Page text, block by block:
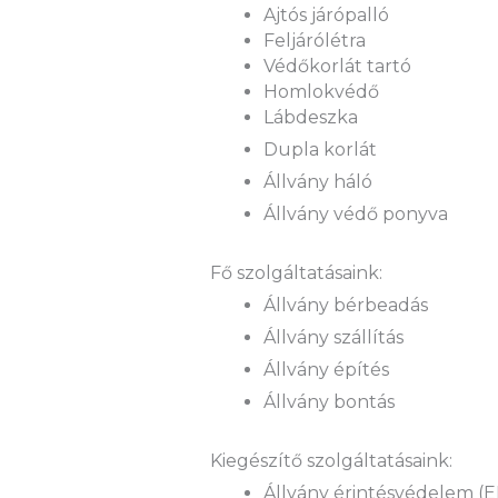
Ajtós járópalló
Feljárólétra
Védőkorlát tartó
Homlokvédő
Lábdeszka
Dupla korlát
Állvány háló
Állvány védő ponyva
Fő szolgáltatásaink:
Állvány bérbeadás
Állvány szállítás
Állvány építés
Állvány bontás
Kiegészítő szolgáltatásaink:
Állvány érintésvédelem